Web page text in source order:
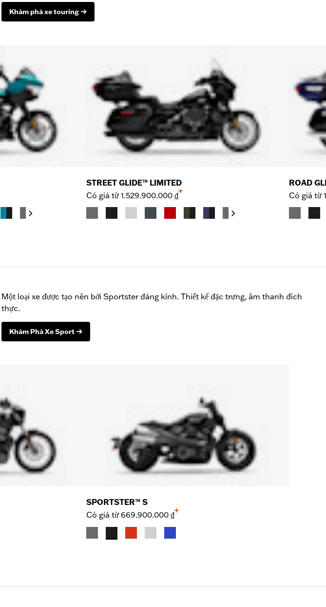
Khám phá xe touring
STREET GLIDE™ LIMITED
Có giá từ 1.529.900.000 ₫
+
ROAD
Có giá từ
Một loại xe được tạo nên bởi Sportster đáng kính. Thiết kế đặc trưng, âm thanh đích
thực.
Khám Phá Xe Sport
SPORTSTER™ S
Có giá từ 669.900.000 ₫
+